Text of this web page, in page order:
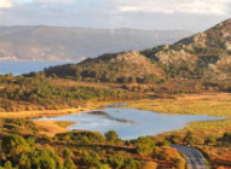
Memoria Histórica
Gastronomía
Escenarios